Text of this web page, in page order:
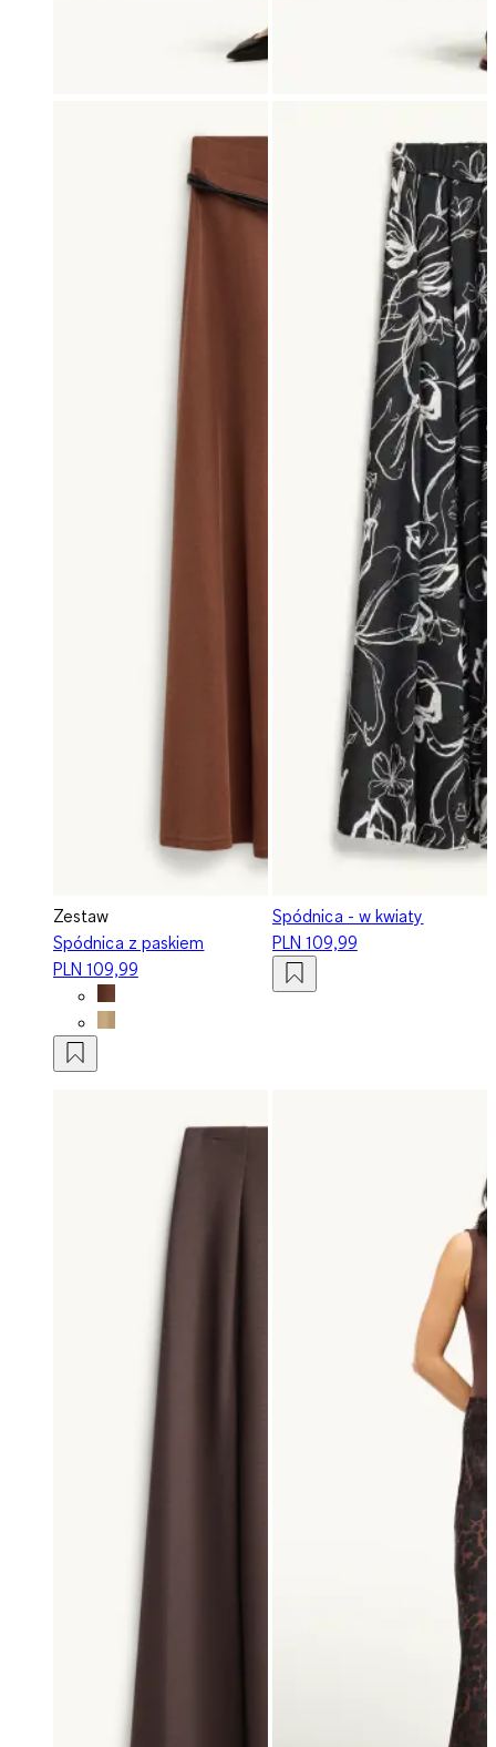
Zestaw
Spódnica z paskiem
PLN 109,99
Spódnica - w kwiaty
PLN 109,99